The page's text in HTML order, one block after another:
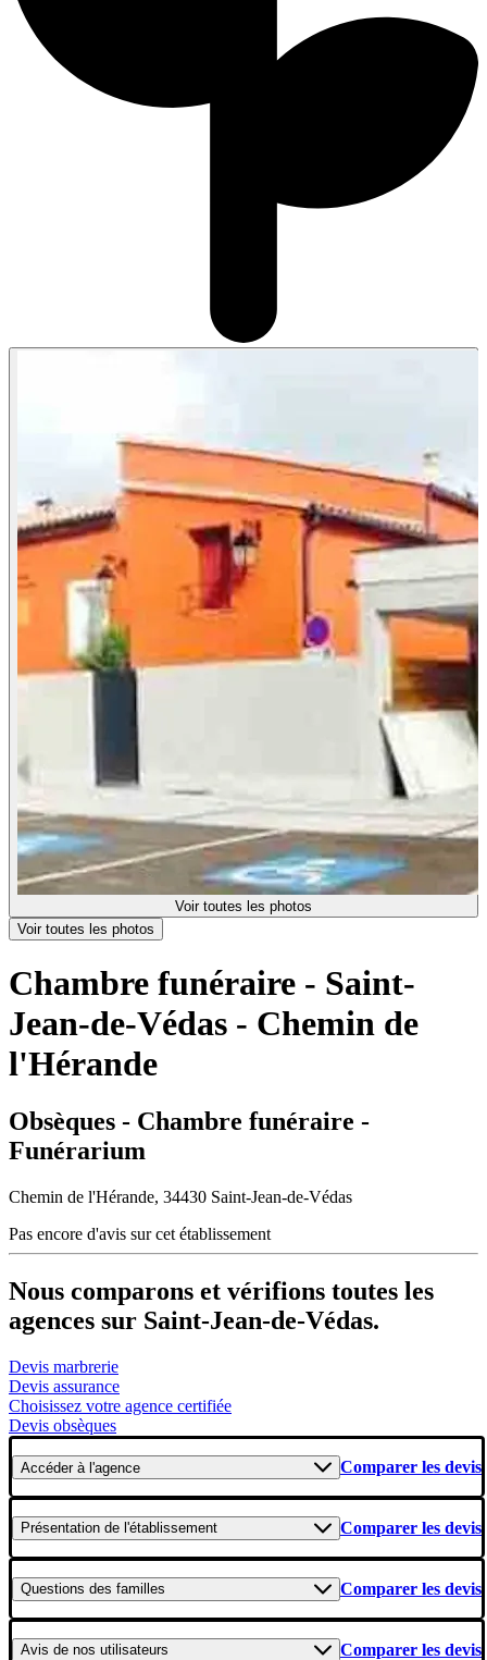
Voir toutes les photos
Voir toutes les photos
Chambre funéraire - Saint-
Jean-de-Védas - Chemin de
l'Hérande
Obsèques - Chambre funéraire -
Funérarium
Chemin de l'Hérande, 34430 Saint-Jean-de-Védas
Pas encore d'avis sur cet établissement
Nous comparons et vérifions toutes les
agences sur Saint-Jean-de-Védas.
Devis marbrerie
Devis assurance
Choisissez votre agence certifiée
Devis obsèques
Accéderà l'agence Comparer les devis
Présentation de l'établissement Comparer les devis
Questions des familles Comparer les devis
Avis de nos utilisateurs Comparer les devis